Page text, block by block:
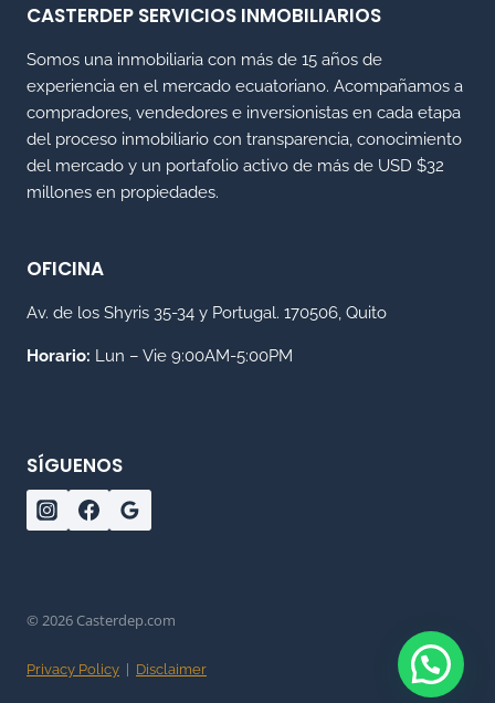
CASTERDEP SERVICIOS INMOBILIARIOS
Somos una inmobiliaria con más de 15 años de
experiencia en el mercado ecuatoriano. Acompañamos a
compradores, vendedores e inversionistas en cada etapa
del proceso inmobiliario con transparencia, conocimiento
del mercado y un portafolio activo de más de USD $32
millones en propiedades.
OFICINA
Av. de los Shyris 35-34 y Portugal. 170506, Quito
Horario: Lun – Vie 9:00AM-5:00PM
SÍGUENOS
© 2026 Casterdep.com
Privacy Policy Disclaimer